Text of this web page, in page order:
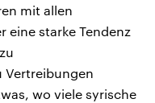
mit allen
eine starke Tendenz
Vertreibungen
wo viele syrische